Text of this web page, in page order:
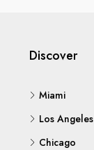
Discover
Miami
Los Angeles
Chicago